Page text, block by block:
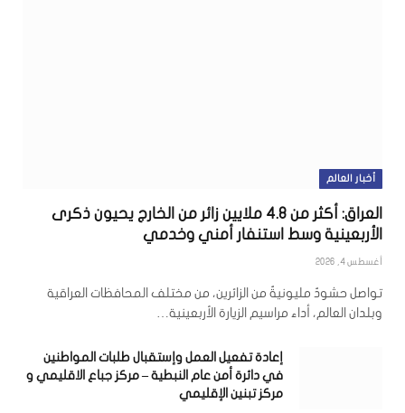
أخبار العالم
العراق: أكثر من 4.8 ملايين زائر من الخارج يحيون ذكرى
الأربعينية وسط استنفار أمني وخدمي
أغسطس 4, 2026
تواصل حشودٌ مليونيةٌ من الزائرين، من مختلف المحافظات العراقية
وبلدان العالم، أداء مراسيم الزيارة الأربعينية…
إعادة تفعيل العمل وإستقبال طلبات المواطنين
في دائرة أمن عام النبطية – مركز جباع الاقليمي و
مركز تبنين الإقليمي